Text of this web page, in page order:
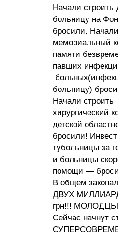
Начали строить
больницу на
бросили.
мемориальный
памяти
павших
больницу)
Начали строить
хирургический
детской
бросили!
тубольницы за
и больницы
помощи —
В общем
ДВУХ
грн!!!
Сейчас начнут